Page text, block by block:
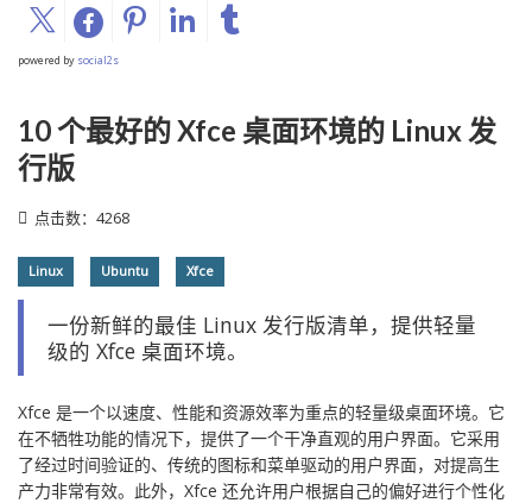
powered by social2s
10 个最好的 Xfce 桌面环境的 Linux 发
行版
点击数：4268
Linux Ubuntu Xfce
一份新鲜的最佳 Linux 发行版清单，提供轻量
级的 Xfce 桌面环境。
Xfce 是一个以速度、性能和资源效率为重点的轻量级桌面环境。它
在不牺牲功能的情况下，提供了一个干净直观的用户界面。它采用
了经过时间验证的、传统的图标和菜单驱动的用户界面，对提高生
产力非常有效。此外，Xfce 还允许用户根据自己的偏好进行个性化